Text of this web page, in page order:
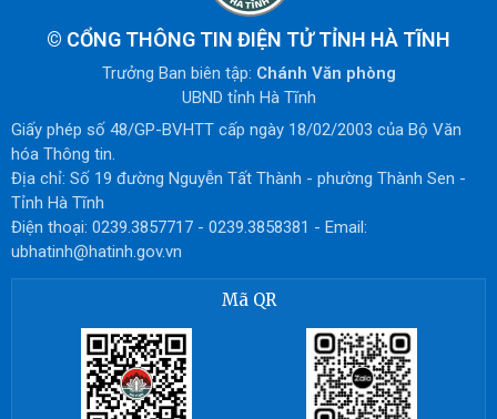
© CỔNG THÔNG TIN ĐIỆN TỬ TỈNH HÀ TĨNH
Trưởng Ban biên tập: Chánh Văn phòng
UBND tỉnh Hà Tĩnh
Giấy phép số 48/GP-BVHTT cấp ngày 18/02/2003 của Bộ Văn
hóa Thông tin.
Địa chỉ: Số 19 đường Nguyễn Tất Thành - phường Thành Sen -
Tỉnh Hà Tĩnh
Điện thoại: 0239.3857717 - 0239.3858381 - Email:
ubhatinh@hatinh.gov.vn
Mã QR